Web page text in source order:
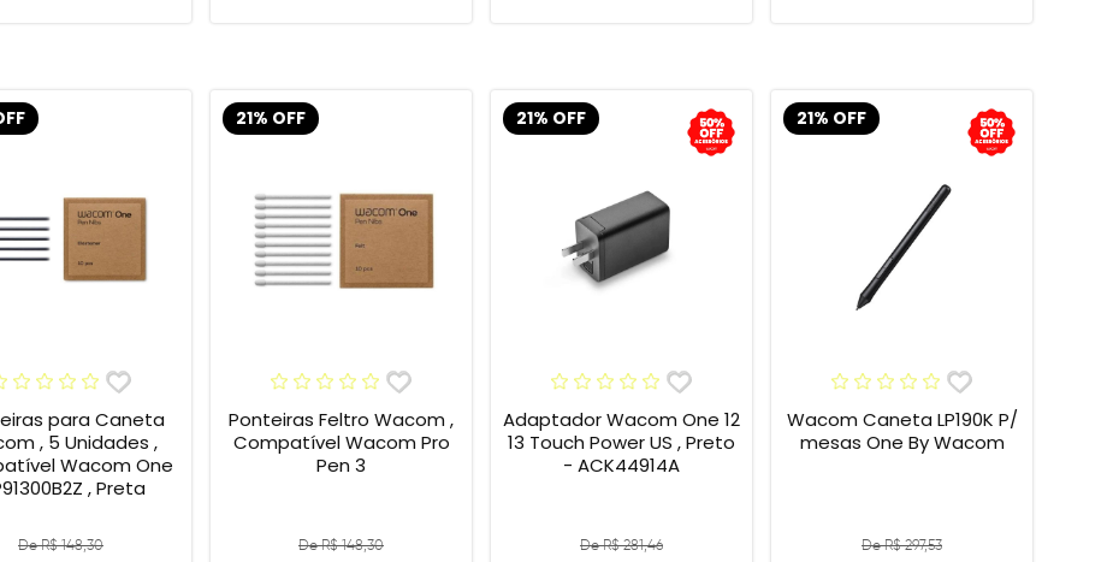
para Caneta
, 5 Unidades ,
Wacom One
, Preta
De R$ 148,30
21% OFF
Ponteiras Feltro Wacom ,
Compatível Wacom Pro
Pen 3
De R$ 148,30
21% OFF
Adaptador Wacom One 12
13 Touch Power US , Preto
- ACK44914A
De R$ 281,46
21% OFF
Wacom Caneta LP190K P/
mesas One By Wacom
De R$ 297,53